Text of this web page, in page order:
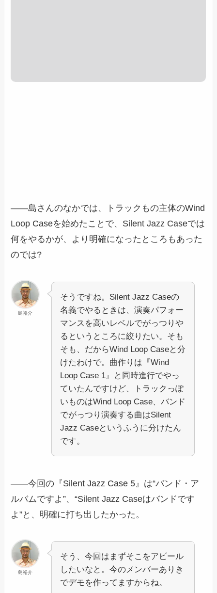
――島さんのなかでは、トラックもの主体のWind
Loop Caseを始めたことで、Silent Jazz Caseでは
何をやるかが、より明確になったところもあった
のでは?
島裕介
そうですね。Silent Jazz Caseの
名義でやるときは、演奏パフォー
マンスを高いレベルでがっつりや
るというところに絞りたい。そも
そも、だからWind Loop Caseと分
けたわけで。曲作りは『Wind
Loop Case 1』と同時進行でやっ
ていたんですけど、トラックっぽ
いものはWind Loop Case、バンド
でがっつり演奏する曲はSilent
Jazz Caseというふうに分けたん
です。
――今回の『Silent Jazz Case 5』は“バンド・ア
ルバムですよ”、“Silent Jazz Caseはバンドです
よ”と、明確に打ち出したかった。
島裕介
そう、今回はまずそこをアピール
したいなと。今のメンバーありき
でデモを作ってますからね。